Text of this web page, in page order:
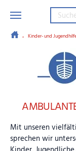
Kinder- und
Mit unseren
sprechen wir